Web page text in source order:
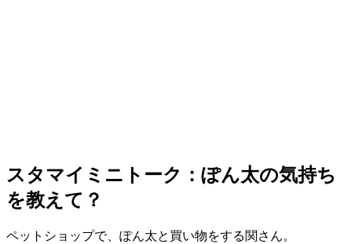
スタマイミニトーク：ぽん太の気持ち
を教えて？
ペットショップで、ぽん太と買い物をする関さん。